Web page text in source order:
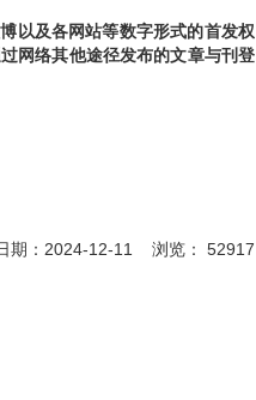
以及各网站等数字形式的首发权
网络其他途径发布的文章与刊登
期：2024-12-11 浏览： 52917